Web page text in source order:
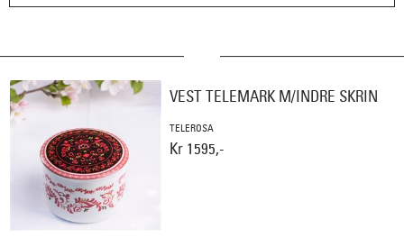
VEST TELEMARK M/INDRE SKRIN
TELEROSA
Kr 1595,-